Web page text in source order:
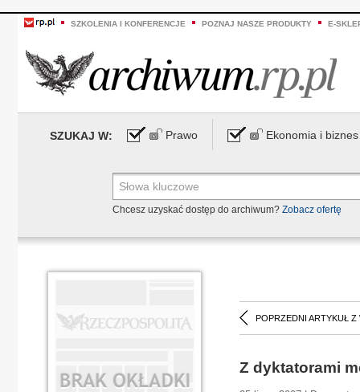
SZKOLENIA I KONFERENCJE POZNAJ NASZE PRODUKTY E-
SZUKAJ W: Prawo Ekonomia i biznes
Chcesz uzyskać dostęp do archiwum? Zobacz ofertę
POPRZEDNI ARTYKUŁ Z
Z dyktatorami